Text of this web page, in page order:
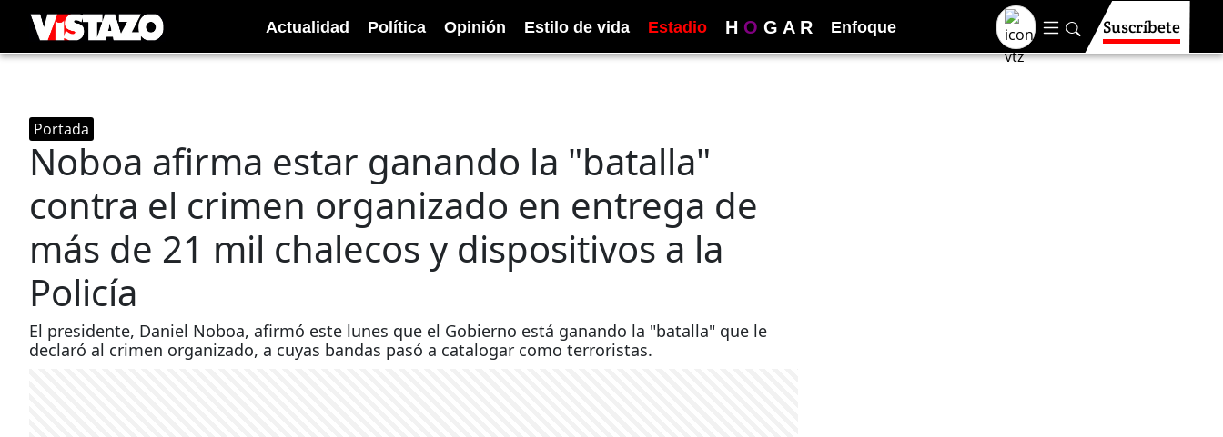
Actualidad Política Opinión Estilo de vida Estadio H O G A R Enfoque Suscríbete
Portada
Noboa afirma estar ganando la "batalla"
contra el crimen organizado en entrega de
más de 21 mil chalecos y dispositivos a la
Policía
El presidente, Daniel Noboa, afirmó este lunes que el Gobierno está ganando la "batalla" que le
declaró al crimen organizado, a cuyas bandas pasó a catalogar como terroristas.